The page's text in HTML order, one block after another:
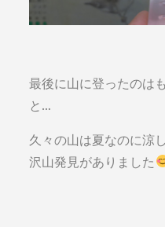
最後に山に登ったのは
と…
久々の山は夏なのに涼
沢山発見がありました